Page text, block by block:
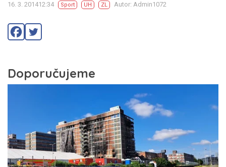
16. 3. 201412:34 Sport UH ZL Autor: Admin1072